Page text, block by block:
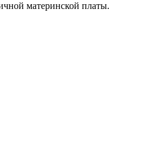
материнской платы.